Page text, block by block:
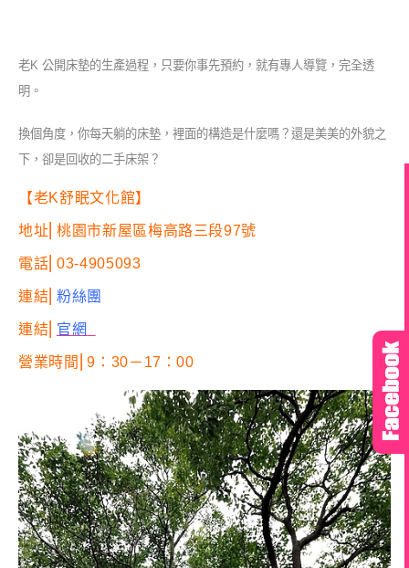
老K 公開床墊的生產過程，只要你事先預約，就有專人導覽，完全透
明。
換個角度，你每天躺的床墊，裡面的構造是什麼嗎？還是美美的外貌之
下，卻是回收的二手床架？
【老K舒眠文化館】
地址⎢ 桃園市新屋區梅高路三段97號
電話⎢ 03-4905093
連結⎢ 粉絲團
連結⎢ 官網
營業時間⎢9：30－17：00